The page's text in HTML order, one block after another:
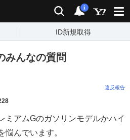
検索 通知
i
ID新規取得
みんなの質問
違反報告
ミアムGのガソリンモデルかハイ
悩んでいます。